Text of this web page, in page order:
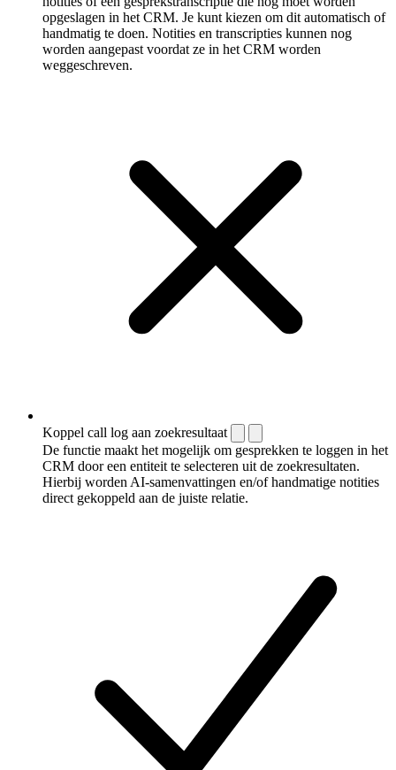
opgeslagen in het CRM. Je kunt kiezen om dit automatisch of
handmatig te doen. Notities en transcripties kunnen nog
worden aangepast voordat ze in het CRM worden
weggeschreven.
Koppel call log aan zoekresultaat
De functie maakt het mogelijk om gesprekken te loggen in het
CRM door een entiteit te selecteren uit de zoekresultaten.
Hierbij worden AI-samenvattingen en/of handmatige notities
direct gekoppeld aan de juiste relatie.